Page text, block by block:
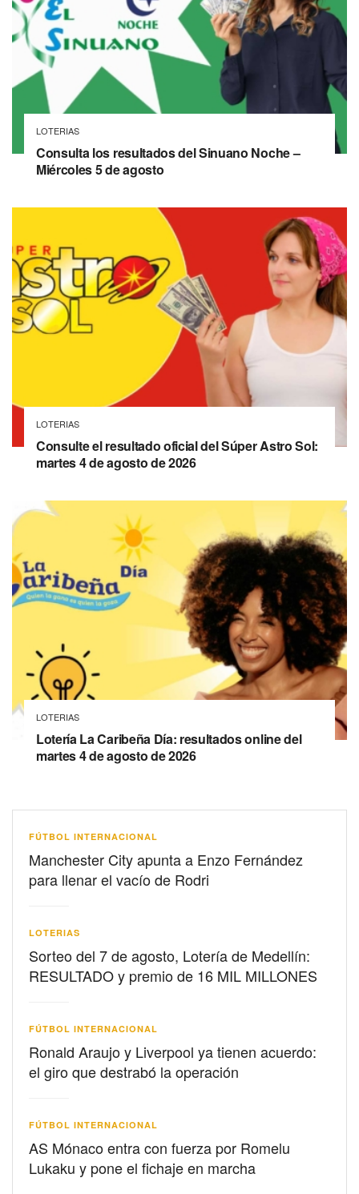
LOTERIAS
Consulta los resultados del Sinuano Noche –
Miércoles 5 de agosto
LOTERIAS
Consulte el resultado oficial del Súper Astro Sol:
martes 4 de agosto de 2026
LOTERIAS
Lotería La Caribeña Día: resultados online del
martes 4 de agosto de 2026
FÚTBOL INTERNACIONAL
Manchester City apunta a Enzo Fernández
para llenar el vacío de Rodri
LOTERIAS
Sorteo del 7 de agosto, Lotería de Medellín:
RESULTADO y premio de 16 MIL MILLONES
FÚTBOL INTERNACIONAL
Ronald Araujo y Liverpool ya tienen acuerdo:
el giro que destrabó la operación
FÚTBOL INTERNACIONAL
AS Mónaco entra con fuerza por Romelu
Lukaku y pone el fichaje en marcha